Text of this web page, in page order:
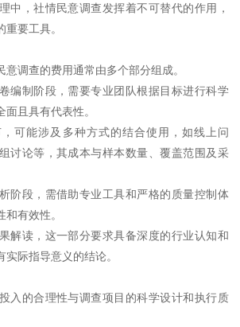
中，社情民意调查发挥着不可替代的作用，
要工具。
调查的费用通常由多个部分组成。
编制阶段，需要专业团队根据目标进行科学
且具有代表性。
可能涉及多种方式的结合使用，如线上问
讨论等，其成本与样本数量、覆盖范围及采
阶段，需借助专业工具和严格的质量控制体
有效性。
解读，这一部分要求具备深度的行业认知和
际指导意义的结论。
入的合理性与调查项目的科学设计和执行质